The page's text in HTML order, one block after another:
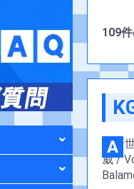
109件
A